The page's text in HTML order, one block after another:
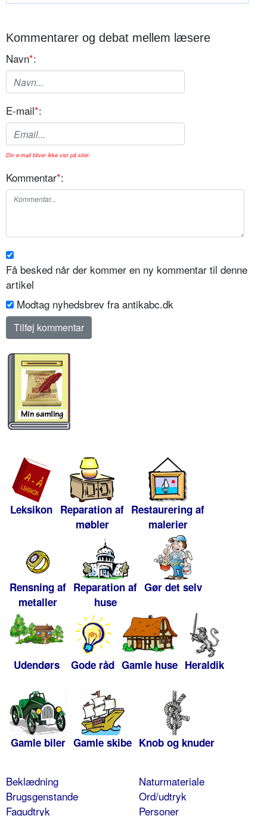
Kommentarer og debat mellem læsere
Navn*:
E-mail*:
Din e-mail bliver ikke vist på sitet.
Kommentar*:
Få besked når der kommer en ny kommentar til denne
artikel
Modtag nyhedsbrev fra antikabc.dk
Leksikon Reparation af
møbler
Restaurering af
malerier
Rensning af
metaller
Reparation af
huse
Gør det selv
Udendørs Gode råd Gamle huse Heraldik
Gamle biler Gamle skibe Knob og knuder
Beklædning
Brugsgenstande
Fagudtryk
Naturmateriale
Ord/udtryk
Personer